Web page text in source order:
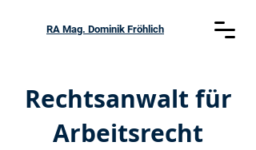
RA Mag. Dominik Fröhlich
Rechtsanwalt für
Arbeitsrecht